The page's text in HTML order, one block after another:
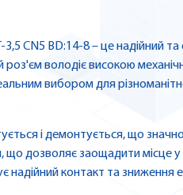
CN5 BD:14-8 – це надійний
володіє високою
вибором для
і демонтується, що
що дозволяє заощадити місце
надійний контакт та зниження